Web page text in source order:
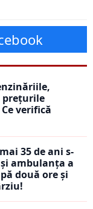
prețurile
verifică
35 de ani s-
ambulanța a
două ore și